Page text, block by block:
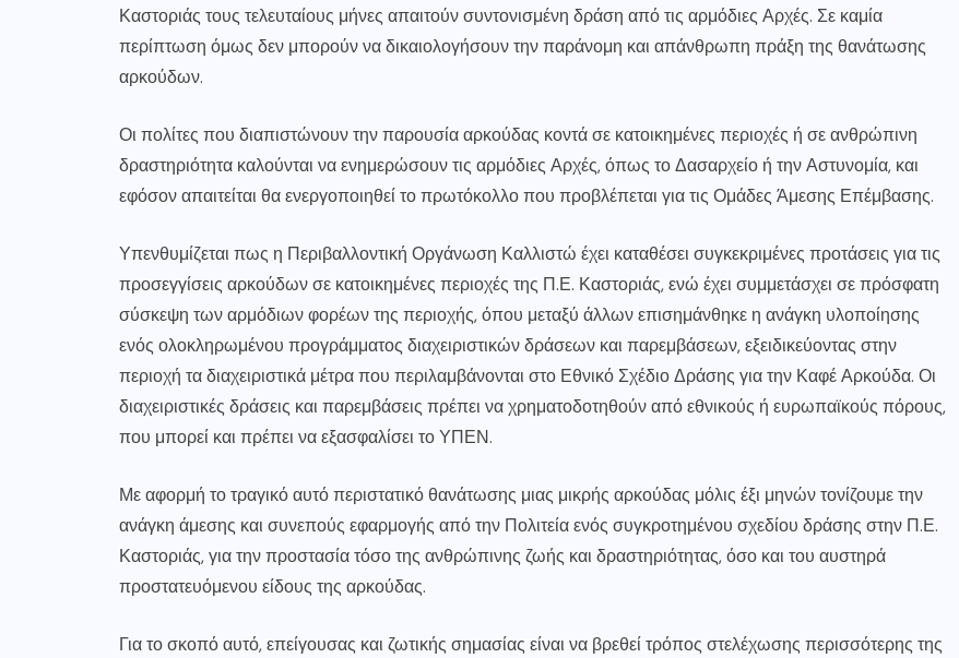
Καστοριάς τους τελευταίους μήνες απαιτούν συντονισμένη δράση από τις αρμόδιες Αρχές. Σε καμία
περίπτωση όμως δεν μπορούν να δικαιολογήσουν την παράνομη και απάνθρωπη πράξη της θανάτωσης
αρκούδων.
Οι πολίτες που διαπιστώνουν την παρουσία αρκούδας κοντά σε κατοικημένες περιοχές ή σε ανθρώπινη
δραστηριότητα καλούνται να ενημερώσουν τις αρμόδιες Αρχές, όπως το Δασαρχείο ή την Αστυνομία, και
εφόσον απαιτείται θα ενεργοποιηθεί το πρωτόκολλο που προβλέπεται για τις Ομάδες Άμεσης Επέμβασης.
Υπενθυμίζεται πως η Περιβαλλοντική Οργάνωση Καλλιστώ έχει καταθέσει συγκεκριμένες προτάσεις για τις
προσεγγίσεις αρκούδων σε κατοικημένες περιοχές της Π.Ε. Καστοριάς, ενώ έχει συμμετάσχει σε πρόσφατη
σύσκεψη των αρμόδιων φορέων της περιοχής, όπου μεταξύ άλλων επισημάνθηκε η ανάγκη υλοποίησης
ενός ολοκληρωμένου προγράμματος διαχειριστικών δράσεων και παρεμβάσεων, εξειδικεύοντας στην
περιοχή τα διαχειριστικά μέτρα που περιλαμβάνονται στο Εθνικό Σχέδιο Δράσης για την Καφέ Αρκούδα. Οι
διαχειριστικές δράσεις και παρεμβάσεις πρέπει να χρηματοδοτηθούν από εθνικούς ή ευρωπαϊκούς πόρους,
που μπορεί και πρέπει να εξασφαλίσει το ΥΠΕΝ.
Με αφορμή το τραγικό αυτό περιστατικό θανάτωσης μιας μικρής αρκούδας μόλις έξι μηνών τονίζουμε την
ανάγκη άμεσης και συνεπούς εφαρμογής από την Πολιτεία ενός συγκροτημένου σχεδίου δράσης στην Π.Ε.
Καστοριάς, για την προστασία τόσο της ανθρώπινης ζωής και δραστηριότητας, όσο και του αυστηρά
προστατευόμενου είδους της αρκούδας.
Για το σκοπό αυτό, επείγουσας και ζωτικής σημασίας είναι να βρεθεί τρόπος στελέχωσης περισσότερης της